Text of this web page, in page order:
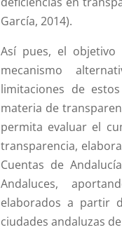
García, 2014).
Así pues, el
mecanismo
limitaciones de
materia de
permita evaluar el
transparencia,
Cuentas de
Andaluces,
elaborados a partir
ciudades andaluzas